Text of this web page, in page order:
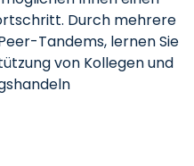
Durch mehrere
Tandems, lernen Sie
von Kollegen und